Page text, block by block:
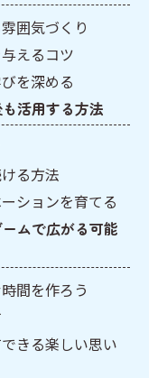
囲気づくり
えるコツ
を深める
活用する方法
る方法
ションを育てる
ムで広がる可能
間を作ろう
きる楽しい思い